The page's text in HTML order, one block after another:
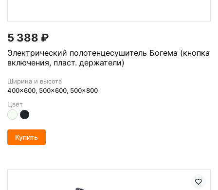
5 388 ₽
Электрический полотенцесушитель Богема (кнопка
включения, пласт. держатели)
Ширина и высота
400x600, 500x600, 500x800
Цвет
Купить